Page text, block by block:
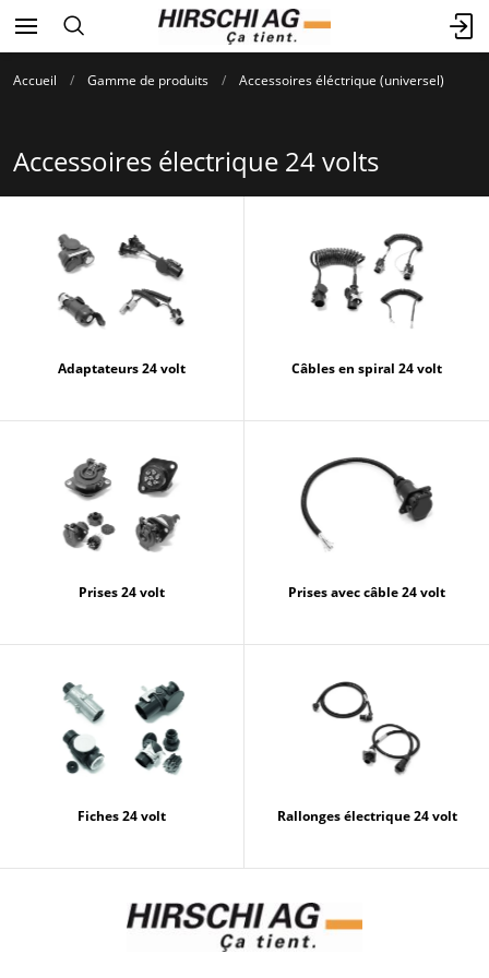
Accueil Gamme de produits Accessoires éléctrique (universel)
Accessoires électrique 24 volts
Adaptateurs 24 volt Câbles en spiral 24 volt
Prises 24 volt Prises avec câble 24 volt
Fiches 24 volt Rallonges électrique 24 volt